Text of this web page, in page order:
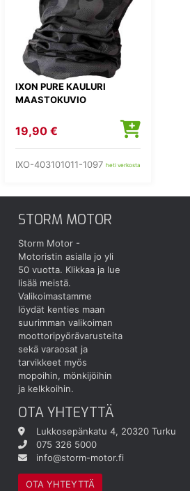
IXON PURE KAULURI
MAASTOKUVIO
19,90 €
IXO-403101011-1097 heti verkosta
STORM MOTOR
Storm Motor -
Motoristin asialla jo yli
50 vuotta. Klikkaa ja lue
lisää meistä.
Valikoimastamme
löydät kenties maan
suurimman valikoiman
moottoripyörävarusteita
sekä varaosat ja
tarvikkeet myös
mopoihin, mönkijöihin
ja kelkkoihin.
OTA YHTEYTTÄ
Lukkosepänkatu 4, 20320 Turku
075 326 5000
info@storm-motor.fi
OTA YHTEYTTÄ